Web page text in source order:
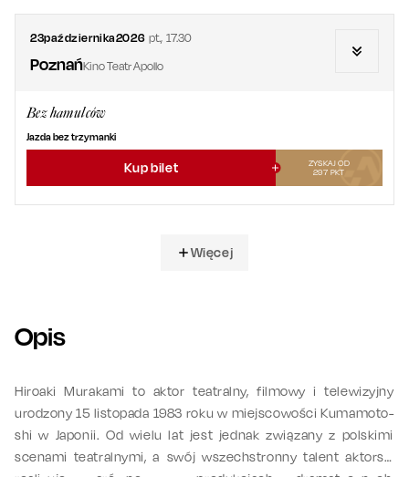
23października2026 pt.,17.30
PoznańKino Teatr Apollo
Bez hamulców
Jazda bez trzymanki
Kup bilet
ZYSKAJ OD
297 PKT
Więcej
Opis
Hiroaki Murakami to aktor teatralny, filmowy i telewizyjny
urodzony 15 listopada 1983 roku w miejscowości Kumamoto-
shi w Japonii. Od wielu lat jest jednak związany z polskimi
scenami teatralnymi, a swój wszechstronny talent aktorski